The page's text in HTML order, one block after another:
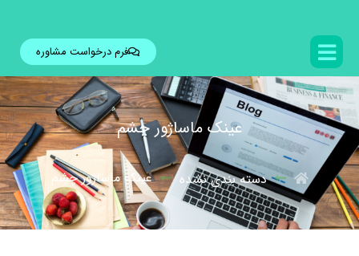
فرم درخواست مشاوره
عینک ماساژور چشم
دسته بندی نشده عینک ماساژور چشم